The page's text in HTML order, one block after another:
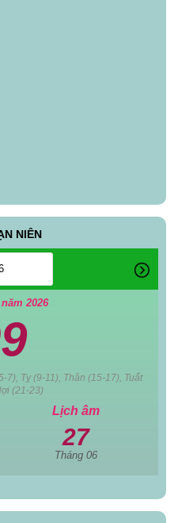
NIÊN
2026
7), Tỵ (9-11), Thân (15-17), Tuất
(21-23)
Lịch âm
27
Tháng 06